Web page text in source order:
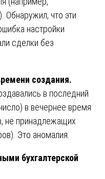
что эти
настройки
сделки без
создания.
в последний
в вечернее время
не принадлежащих
Это аномалия.
бухгалтерской